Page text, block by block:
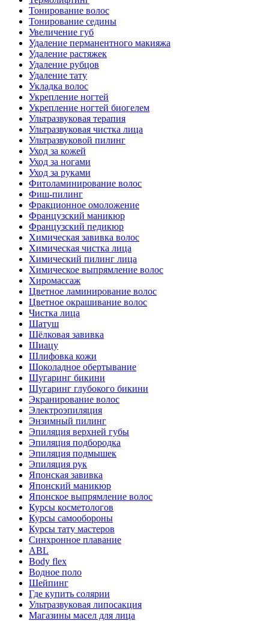
Тонирование волос
Тонирование седины
Увеличение губ
Удаление перманентного макияжа
Удаление растяжек
Удаление рубцов
Удаление тату
Укладка волос
Укрепление ногтей
Укрепление ногтей биогелем
Ультразвуковая терапия
Ультразвуковая чистка лица
Ультразвуковой пилинг
Уход за кожей
Уход за ногами
Уход за руками
Фитоламинирование волос
Фиш-пилинг
Фракционное омоложение
Французский маникюр
Французский педикюр
Химическая завивка волос
Химическая чистка лица
Химический пилинг лица
Химическое выпрямление волос
Хиромассаж
Цветное ламинирование волос
Цветное окрашивание волос
Чистка лица
Шатуш
Шёлковая завивка
Шиацу
Шлифовка кожи
Шоколадное обертывание
Шугаринг бикини
Шугаринг глубокого бикини
Экранирование волос
Электроэпиляция
Энзимный пилинг
Эпиляция верхней губы
Эпиляция подбородка
Эпиляция подмышек
Эпиляция рук
Японская завивка
Японский маникюр
Японское выпрямление волос
Курсы косметологов
Курсы самообороны
Курсы тату мастеров
Синхронное плавание
ABL
Body flex
Водное поло
Шейпинг
Где купить солярии
Ультразвуковая липосакция
Магазины масел для лица